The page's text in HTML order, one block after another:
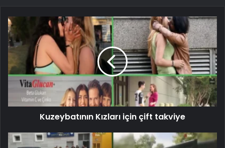
Kuzeybatının Kızları için çift takviye